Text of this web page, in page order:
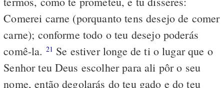
Comerei carne (porquanto tens desejo de comer
carne); conforme todo o teu desejo poderás
comê-la. 21 Se estiver longe de ti o lugar que o
Senhor teu Deus escolher para ali pôr o seu
nome, então degolarás do teu gado e do teu